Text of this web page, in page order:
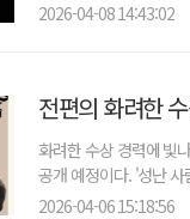
2026-04-08 14:43:02
전편의 화려한
화려한 수상 경력에 빛
공개 예정이다. '성난
2026-04-06 15:18:56